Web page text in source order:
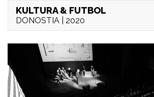
KULTURA & FUTBOL
DONOSTIA | 2020